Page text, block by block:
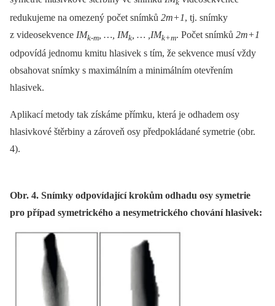
k
redukujeme na omezený počet snímků 2m+1, tj. snímky
z videosekvence IMk-m , …, IMk , … ,IMk+m. Počet snímků 2m+1
odpovídá jednomu kmitu hlasivek s tím, že sekvence musí vždy
obsahovat snímky s maximálním a minimálním otevřením
hlasivek.
Aplikací metody tak získáme přímku, která je odhadem osy
hlasivkové štěrbiny a zároveň osy předpokládané symetrie (obr.
4).
Obr. 4. Snímky odpovídající krokům odhadu osy symetrie
pro případ symetrického a nesymetrického chování hlasivek: